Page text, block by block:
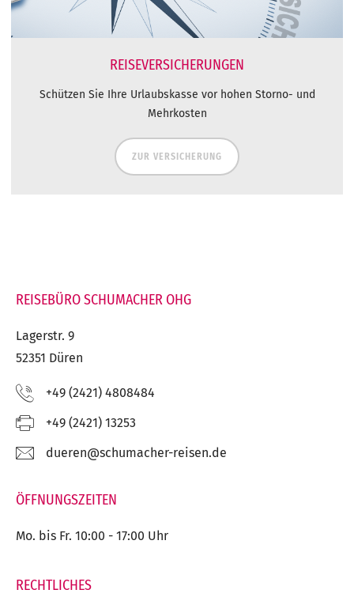
REISEVERSICHERUNGEN
Schützen Sie Ihre Urlaubskasse vor hohen Storno- und
Mehrkosten
ZUR VERSICHERUNG
REISEBÜRO SCHUMACHER OHG
Lagerstr. 9
52351 Düren
Telefon:
+49 (2421) 4808484
Fax:+49 (2421) 13253
E-
ed.nesier-rehcamuhcs@nereud
ÖFFNUNGSZEITEN
Mo. bis Fr. 10:00 - 17:00 Uhr
RECHTLICHES